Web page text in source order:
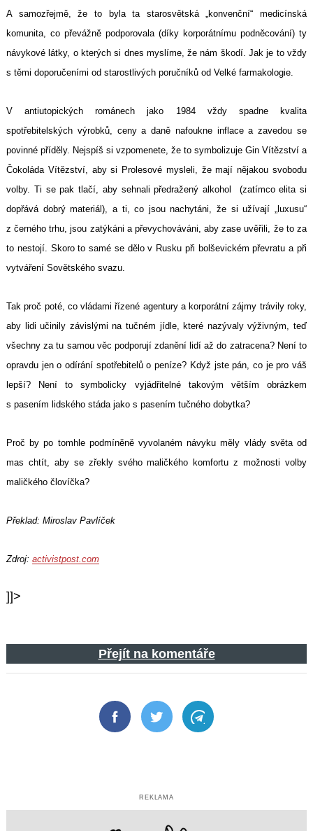
A samozřejmě, že to byla ta starosvětská „konvenční“ medicínská
komunita, co převážně podporovala (díky korporátnímu podněcování) ty
návykové látky, o kterých si dnes myslíme, že nám škodí. Jak je to vždy
s těmi doporučeními od starostlivých poručníků od Velké farmakologie.
V antiutopických románech jako 1984 vždy spadne kvalita
spotřebitelských výrobků, ceny a daně nafoukne inflace a zavedou se
povinné příděly. Nejspíš si vzpomenete, že to symbolizuje Gin Vítězství a
Čokoláda Vítězství, aby si Prolesové mysleli, že mají nějakou svobodu
volby. Ti se pak tlačí, aby sehnali předražený alkohol (zatímco elita si
dopřává dobrý materiál), a ti, co jsou nachytáni, že si užívají „luxusu“
z černého trhu, jsou zatýkáni a převychováváni, aby zase uvěřili, že to za
to nestojí. Skoro to samé se dělo v Rusku při bolševickém převratu a při
vytváření Sovětského svazu.
Tak proč poté, co vládami řízené agentury a korporátní zájmy trávily roky,
aby lidi učinily závislými na tučném jídle, které nazývaly výživným, teď
všechny za tu samou věc podporují zdanění lidí až do zatracena? Není to
opravdu jen o odírání spotřebitelů o peníze? Když jste pán, co je pro váš
lepší? Není to symbolicky vyjádřitelné takovým větším obrázkem
s pasením lidského stáda jako s pasením tučného dobytka?
Proč by po tomhle podmíněně vyvolaném návyku měly vlády světa od
mas chtít, aby se zřekly svého maličkého komfortu z možnosti volby
maličkého človíčka?
Překlad: Miroslav Pavlíček
Zdroj: activistpost.com
]]>
Přejít na komentáře
FacebookTwitter Telegram
REKLAMA